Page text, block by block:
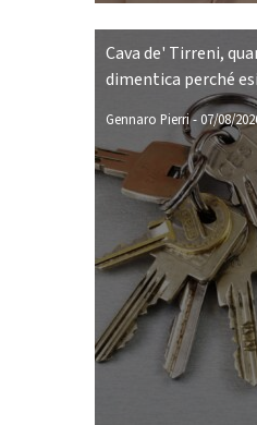
Cava de' Tirreni,
dimentica perché
Gennaro Pierri- 07/08/